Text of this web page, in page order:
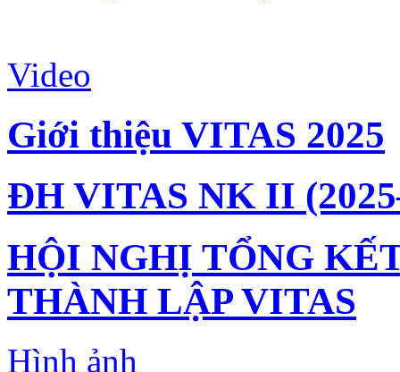
Video
Giới thiệu VITAS 2025
ĐH VITAS NK II
HỘI NGHỊ TỔNG
THÀNH LẬP VITAS
Hình ảnh